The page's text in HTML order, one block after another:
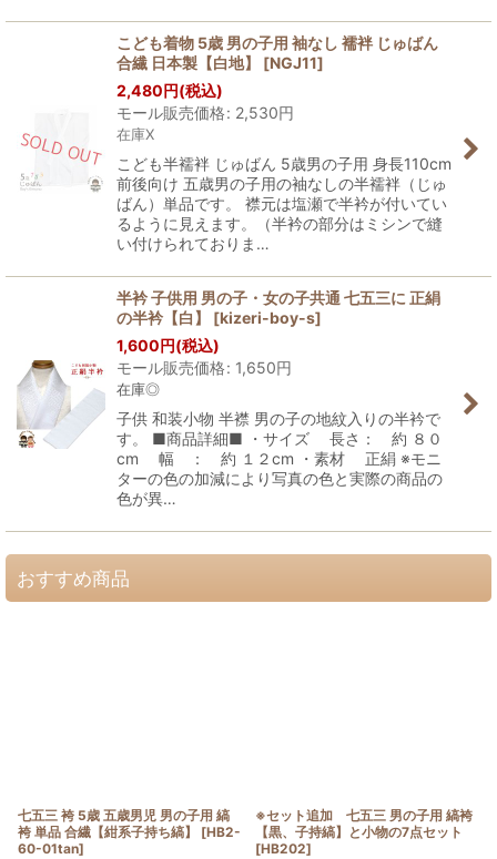
こども着物 5歳 男の子用 袖なし 襦袢 じゅばん
合繊 日本製【白地】
[NGJ11]
2,480円(税込)
モール販売価格: 2,530円
在庫X
こども半襦袢 じゅばん 5歳男の子用 身長110cm
前後向け 五歳男の子用の袖なしの半襦袢（じゅ
ばん）単品です。 襟元は塩瀬で半衿が付いてい
るように見えます。（半衿の部分はミシンで縫
い付けられておりま…
半衿 子供用 男の子・女の子共通 七五三に 正絹
の半衿【白】
[kizeri-boy-s]
1,600円(税込)
モール販売価格: 1,650円
在庫◎
子供 和装小物 半襟 男の子の地紋入りの半衿で
す。 ■商品詳細■ ・サイズ 長さ： 約 ８０
cm 幅 ： 約 １２cm ・素材 正絹 ※モニ
ターの色の加減により写真の色と実際の商品の
色が異…
おすすめ商品
七五三 袴 5歳 五歳男児 男の子用 縞
袴 単品 合繊【紺系子持ち縞】
[HB2-
60-01tan]
※セット追加 七五三 男の子用 縞袴
【黒、子持縞】と小物の7点セット
[HB202]